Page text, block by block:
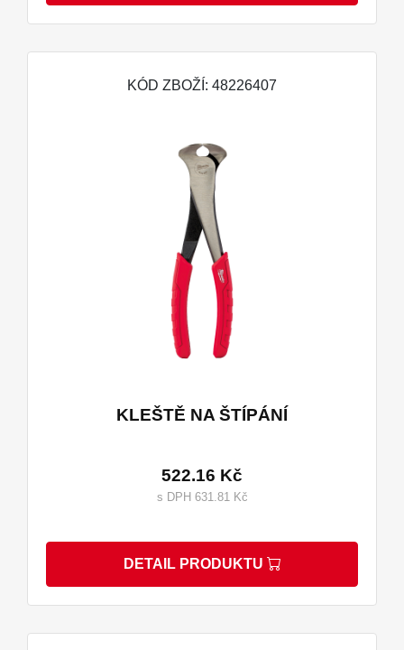
KÓD ZBOŽÍ: 48226407
KLEŠTĚ NA ŠTÍPÁNÍ
522.16 Kč
s DPH 631.81 Kč
DETAIL PRODUKTU